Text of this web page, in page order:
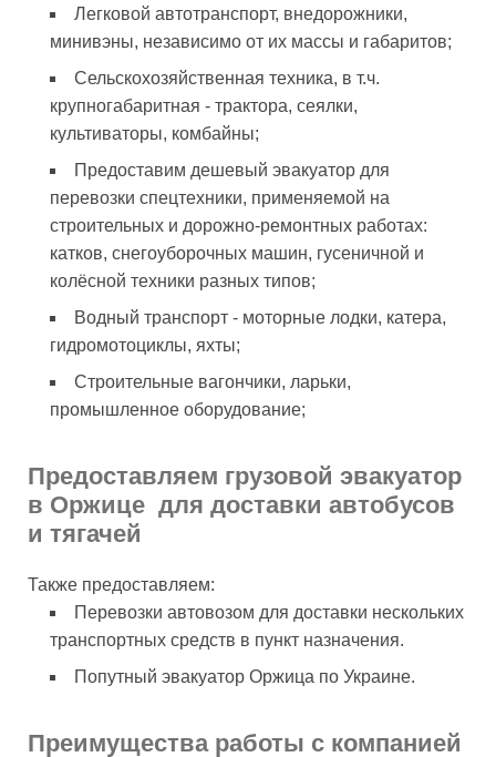
Легковой автотранспорт, внедорожники,
минивэны, независимо от их массы и габаритов;
Сельскохозяйственная техника, в т.ч.
крупногабаритная - трактора, сеялки,
культиваторы, комбайны;
Предоставим дешевый эвакуатор для
перевозки спецтехники, применяемой на
строительных и дорожно-ремонтных работах:
катков, снегоуборочных машин, гусеничной и
колёсной техники разных типов;
Водный транспорт - моторные лодки, катера,
гидромотоциклы, яхты;
Строительные вагончики, ларьки,
промышленное оборудование;
Предоставляем грузовой эвакуатор
в Оржице для доставки автобусов
и тягачей
Также предоставляем:
Перевозки автовозом для доставки нескольких
транспортных средств в пункт назначения.
Попутный эвакуатор Оржица по Украине.
Преимущества работы с компанией